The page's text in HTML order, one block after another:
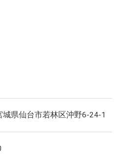
城県仙台市若林区沖野6-24-1